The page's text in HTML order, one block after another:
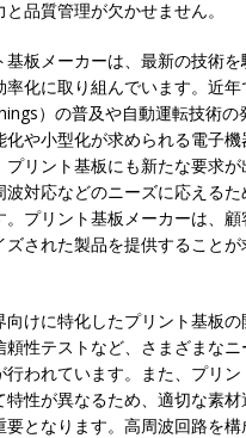
品質管理が欠かせません。
基板メーカーは、最新の技術
化に取り組んでいます。近年
）の普及や自動運転技術の
化や小型化が求められる電子
プリント基板にも新たな要求
波対応などのニーズに応える
。プリント基板メーカーは、
された製品を提供することが
けに特化したプリント基板
性テストなど、さまざまな
行われています。また、プリ
特性が異なるため、適切な素
要となります。高周波回路を